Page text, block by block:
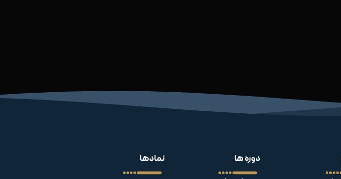
دوره ها نمادها